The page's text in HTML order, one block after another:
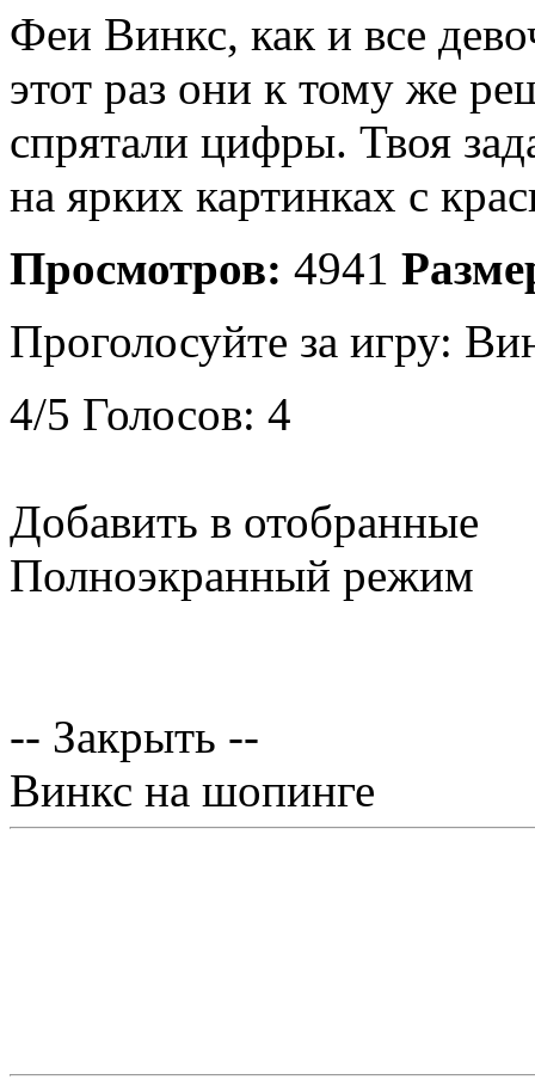
Феи Винкс, как и все
этот раз они к тому же
спрятали цифры. Твоя
на ярких картинках с
Просмотров: 4941
Проголосуйте за игру:
4/5 Голосов: 4
Добавить в отобранные
Полноэкранный режим
-- Закрыть --
Винкс на шопинге